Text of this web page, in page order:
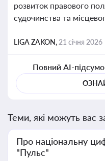
розвиток правового
судочинства та
LIGA ZAKON, 21 січня 2026
Повний AI-
Теми, які можуть вас
Про національну
"Пульс"